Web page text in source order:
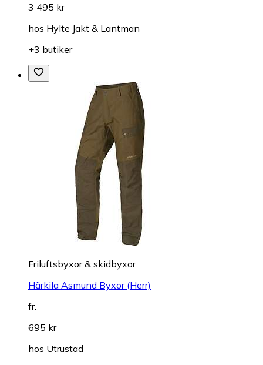
3 495 kr
hos Hylte Jakt & Lantman
+3 butiker
Friluftsbyxor & skidbyxor
Härkila Asmund Byxor (Herr)
fr.
695 kr
hos Utrustad